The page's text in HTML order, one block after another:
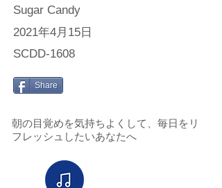
Sugar Candy
2021年4月15日
SCDD-1608
Share
朝の目覚めを気持ちよくして、毎日をリ
フレッシュしたいあなたへ